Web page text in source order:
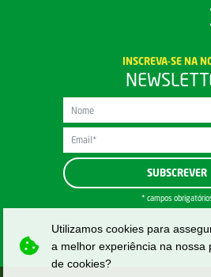
INSCREVA-SE NA
* campos
Utilizamos cookies para
a melhor experiência na nossa
de cookies?